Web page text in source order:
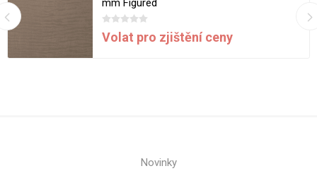
mm Figured
Volat pro zjištění ceny
Novinky